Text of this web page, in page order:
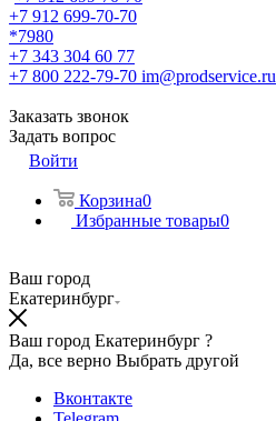
+7 912 699-70-70
*7980
+7 343 304 60 77
+7 800 222-79-70 im@prodservice.ru
Заказать звонок
Задать вопрос
Войти
Корзина0
Избранные товары0
Ваш город
Екатеринбург
Ваш город Екатеринбург ?
Да, все верно Выбрать другой
Вконтакте